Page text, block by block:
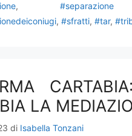
,
, #sfratti, #tar,
LA
di Isabella Tonzani